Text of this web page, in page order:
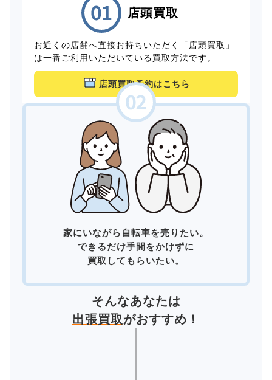
店頭買取
お近くの店舗へ直接お持ちいただく「店頭買取」
は一番ご利用いただいている買取方法です。
店頭買取予約はこちら
家にいながら自転車を売りたい。
できるだけ手間をかけずに
買取してもらいたい。
そんなあなたは
出張買取がおすすめ！